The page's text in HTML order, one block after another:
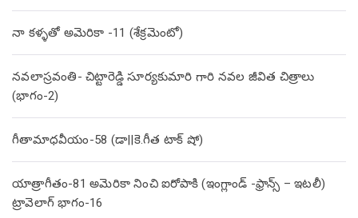
నా కళ్ళతో అమెరికా -11 (శేక్రమెంటో)
నవలాస్రవంతి- చిట్టారెడ్డి సూర్యకుమారి గారి నవల జీవిత చిత్రాలు
(భాగం-2)
గీతామాధవీయం-58 (డా||కె.గీత టాక్ షో)
యాత్రాగీతం-81 అమెరికా నించి ఐరోపాకి (ఇంగ్లాండ్ -ఫ్రాన్స్ – ఇటలీ)
ట్రావెలాగ్ భాగం-16